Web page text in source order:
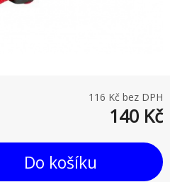
116 Kč bez DPH
140 Kč
Do košíku